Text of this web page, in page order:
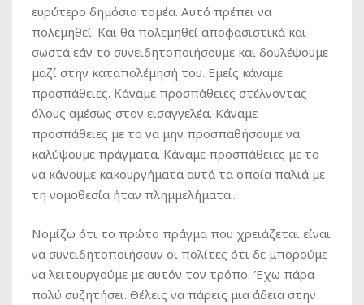
ευρύτερο δημόσιο τομέα. Αυτό πρέπει να
πολεμηθεί. Και θα πολεμηθεί αποφασιστικά και
σωστά εάν το συνειδητοποιήσουμε και δουλέψουμε
μαζί στην καταπολέμησή του. Εμείς κάναμε
προσπάθειες. Κάναμε προσπάθειες στέλνοντας
όλους αμέσως στον εισαγγελέα. Κάναμε
προσπάθειες με το να μην προσπαθήσουμε να
καλύψουμε πράγματα. Κάναμε προσπάθειες με το
να κάνουμε κακουργήματα αυτά τα οποία παλιά με
τη νομοθεσία ήταν πλημμελήματα..
Νομίζω ότι το πρώτο πράγμα που χρειάζεται είναι
να συνειδητοποιήσουν οι πολίτες ότι δε μπορούμε
να λειτουργούμε με αυτόν τον τρόπο. Έχω πάρα
πολύ συζητήσει. Θέλεις να πάρεις μια άδεια στην